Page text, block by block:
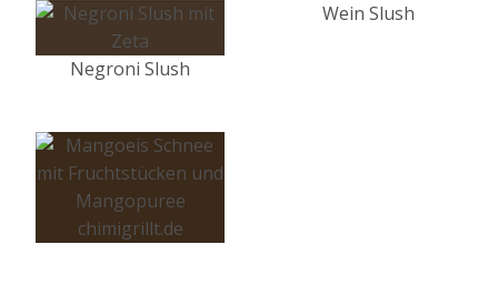
Negroni Slush
Wein Slush